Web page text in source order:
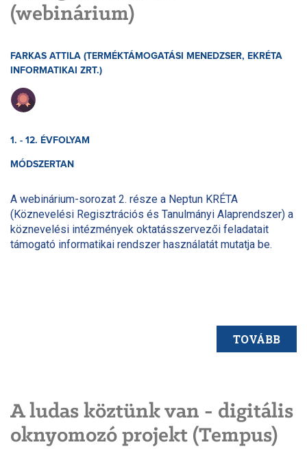
(webinárium)
FARKAS ATTILA (TERMÉKTÁMOGATÁSI MENEDZSER, EKRÉTA
INFORMATIKAI ZRT.)
1. - 12. ÉVFOLYAM
MÓDSZERTAN
A webinárium-sorozat 2. része a Neptun KRÉTA
(Köznevelési Regisztrációs és Tanulmányi Alaprendszer) a
köznevelési intézmények oktatásszervezői feladatait
támogató informatikai rendszer használatát mutatja be.
TOVÁBB
A ludas köztünk van - digitális
oknyomozó projekt (Tempus)